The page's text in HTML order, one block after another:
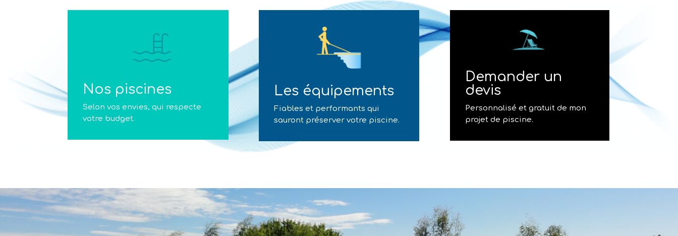
Nos piscines
Selon vos envies, qui respecte
votre budget.
Les équipements
Fiables et performants qui
sauront préserver votre piscine.
Demander un
devis
Personnalisé et gratuit de mon
projet de piscine.